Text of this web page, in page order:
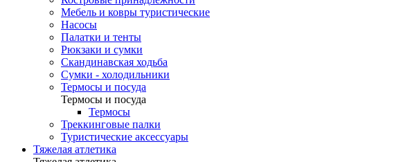
Мебель и ковры туристические
Насосы
Палатки и тенты
Рюкзаки и сумки
Скандинавская ходьба
Сумки - холодильники
Термосы и посуда
Термосы и посуда
Термосы
Треккинговые палки
Туристические аксессуары
Тяжелая атлетика